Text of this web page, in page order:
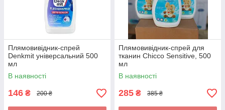
Плямовивідник-спрей
Denkmit універсальний 500
мл
В наявності
146 ₴ 200 ₴
Плямовивідник-спрей для
тканин Chicco Sensitive, 500
мл
В наявності
285 ₴ 385 ₴